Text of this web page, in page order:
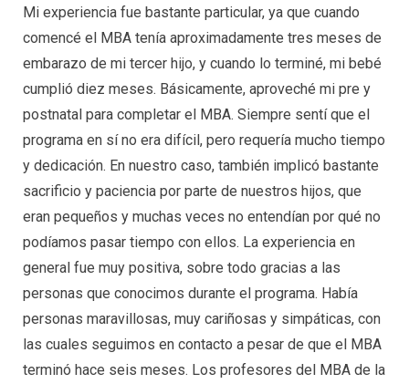
Mi experiencia fue bastante particular, ya que cuando
comencé el MBA tenía aproximadamente tres meses de
embarazo de mi tercer hijo, y cuando lo terminé, mi bebé
cumplió diez meses. Básicamente, aproveché mi pre y
postnatal para completar el MBA. Siempre sentí que el
programa en sí no era difícil, pero requería mucho tiempo
y dedicación. En nuestro caso, también implicó bastante
sacrificio y paciencia por parte de nuestros hijos, que
eran pequeños y muchas veces no entendían por qué no
podíamos pasar tiempo con ellos. La experiencia en
general fue muy positiva, sobre todo gracias a las
personas que conocimos durante el programa. Había
personas maravillosas, muy cariñosas y simpáticas, con
las cuales seguimos en contacto a pesar de que el MBA
terminó hace seis meses. Los profesores del MBA de la